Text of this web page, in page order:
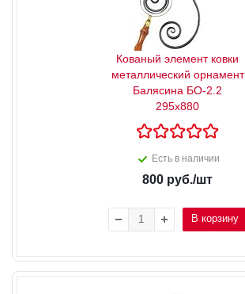
Кованый элемент ковки
металлический орнамент
Балясина БО-2.2
295х880
Есть в наличии
800 руб./шт
В корзину